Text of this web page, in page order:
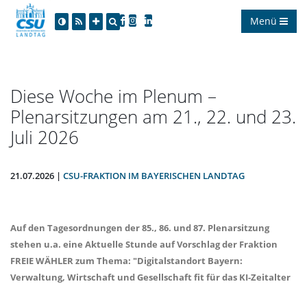
Menü
Diese Woche im Plenum –
Plenarsitzungen am 21., 22. und 23.
Juli 2026
21.07.2026 | CSU-FRAKTION IM BAYERISCHEN LANDTAG
Auf den Tagesordnungen der 85., 86. und 87. Plenarsitzung
stehen u.a. eine Aktuelle Stunde auf Vorschlag der Fraktion
FREIE WÄHLER zum Thema: "Digitalstandort Bayern:
Verwaltung, Wirtschaft und Gesellschaft fit für das KI-Zeitalter